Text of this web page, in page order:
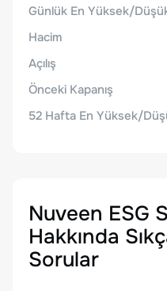
Günlük En Yüksek/
Hacim
Açılış
Önceki Kapanış
52 Hafta En Yüksek/
Nuveen ESG
Hakkında
Sorular